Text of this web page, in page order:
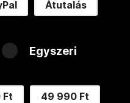
Átutalás
Egyszeri
Ft 49 990 Ft